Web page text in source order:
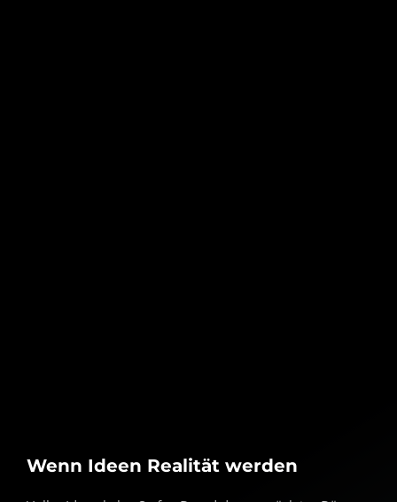
Wenn Ideen Realität werden